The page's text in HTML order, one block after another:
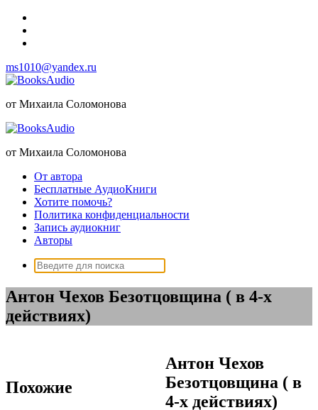
Перейти
содержимому
ms1010@yandex.ru
от Михаила Соломонова
от Михаила Соломонова
От автора
Бесплатные АудиоКниги
Хотите помочь?
Политика конфиденциальности
Запись аудиокниг
Авторы
Поиск:
Антон Чехов Безотцовщина ( в 4-х
действиях)
Антон Чехов
Безотцовщина ( в
4-х действиях)
Похожие